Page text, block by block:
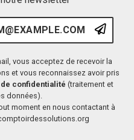
mail : (format
vous acceptez de recevoir la
et vous reconnaissez avoir pris
confidentialité (traitement et
données).
moment en nous contactant à